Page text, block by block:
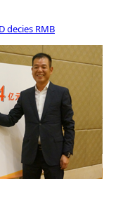
decies RMB